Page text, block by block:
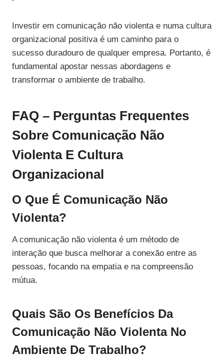
Investir em comunicação não violenta e numa cultura
organizacional positiva é um caminho para o
sucesso duradouro de qualquer empresa. Portanto, é
fundamental apostar nessas abordagens e
transformar o ambiente de trabalho.
FAQ – Perguntas Frequentes
Sobre Comunicação Não
Violenta E Cultura
Organizacional
O Que É Comunicação Não
Violenta?
A comunicação não violenta é um método de
interação que busca melhorar a conexão entre as
pessoas, focando na empatia e na compreensão
mútua.
Quais São Os Benefícios Da
Comunicação Não Violenta No
Ambiente De Trabalho?